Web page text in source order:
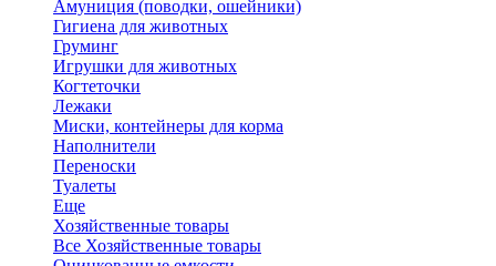
Амуниция (поводки, ошейники)
Гигиена для животных
Груминг
Игрушки для животных
Когтеточки
Лежаки
Миски, контейнеры для корма
Наполнители
Переноски
Туалеты
Еще
Хозяйственные товары
Все Хозяйственные товары